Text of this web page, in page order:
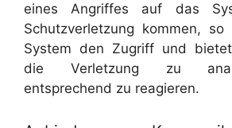
eines Angriffes auf das
Schutzverletzung kommen,
System den Zugriff und
die Verletzung zu
entsprechend zu reagieren.